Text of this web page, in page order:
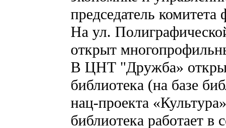
председатель
На ул.
открыт
В ЦНТ "Дружба»
библиотека (на базе
нац-проекта
библиотека работает в